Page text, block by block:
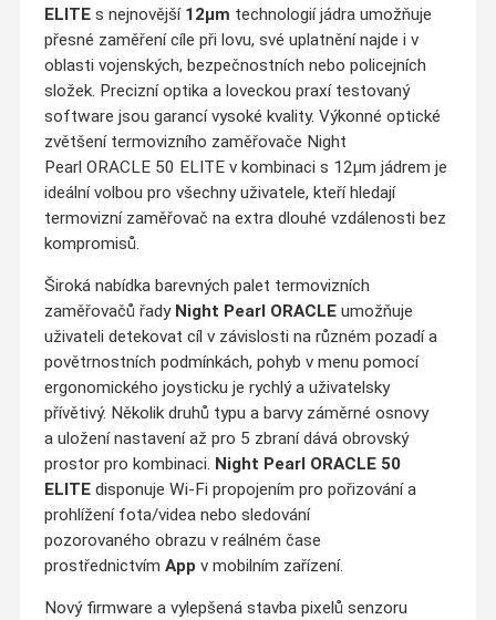
ELITEs nejnovější 12µm technologií jádra umožňuje
přesné zaměření cíle při lovu, své uplatnění najde i v
oblasti vojenských, bezpečnostních nebo policejních
složek. Precizní optika a loveckou praxí testovaný
software jsou garancí vysoké kvality. Výkonné optické
zvětšení termovizního zaměřovače Night
Pearl ORACLE 50 ELITE v kombinaci s 12µm jádrem je
ideální volbou pro všechny uživatele, kteří hledají
termovizní zaměřovač na extra dlouhé vzdálenosti bez
kompromisů.
Široká nabídka barevných palet termovizních
zaměřovačů řadyNight Pearl ORACLEumožňuje
uživateli detekovat cíl v závislosti na různém pozadí a
povětrnostních podmínkách, pohyb v menu pomocí
ergonomického joysticku je rychlý a uživatelsky
přívětivý. Několik druhů typu a barvy záměrné osnovy
a uložení nastavení až pro 5 zbraní dává obrovský
prostor pro kombinaci. Night Pearl ORACLE 50
ELITEdisponuje Wi-Fi propojením pro pořizování a
prohlížení fota/videa nebo sledování
pozorovaného obrazu v reálném čase
prostřednictvím App v mobilním zařízení.
Nový firmware a vylepšená stavba pixelů senzoru